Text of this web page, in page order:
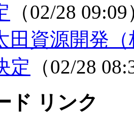
（02/28
田資源開発
定 （02/28
ド リンク